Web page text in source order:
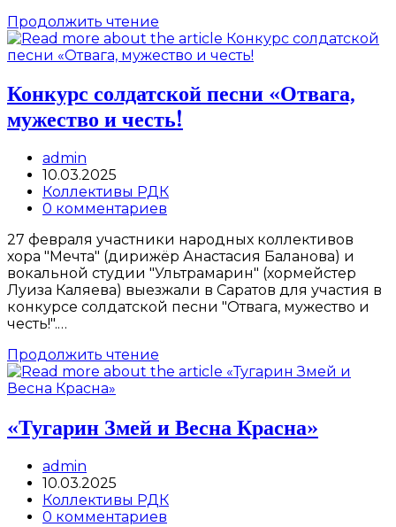
Продолжить чтение
конкурс!
Конкурс солдатской песни «Отвага,
мужество и честь!
Post
author:
admin
Запись
опубликована:
10.03.2025
Post
category:
Коллективы РДК
Post
0 комментариев
27 февраля участники народных коллективов
хора "Мечта" (дирижёр Анастасия Баланова) и
вокальной студии "Ультрамарин" (хормейстер
Луиза Каляева) выезжали в Саратов для участия в
конкурсе солдатской песни "Отвага, мужество и
честь!".…
Продолжить чтение
солдатской
мужество
и
«Тугарин Змей и Весна Красна»
Post
author:
admin
Запись
опубликована:
10.03.2025
Post
category:
Коллективы РДК
Post
0 комментариев